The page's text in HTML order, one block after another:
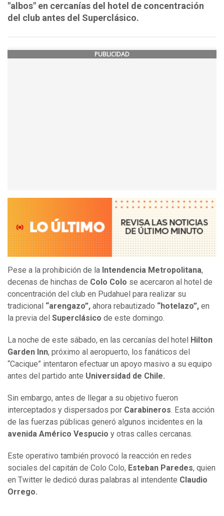
"albos" en cercanías del hotel de concentración
del club antes del Superclásico.
PUBLICIDAD
Pese a la prohibición de la Intendencia Metropolitana,
decenas de hinchas de Colo Colo se acercaron al hotel de
concentración del club en Pudahuel para realizar su
tradicional “arengazo”, ahora rebautizado “hotelazo”, en
la previa del Superclásico de este domingo.
La noche de este sábado, en las cercanías del hotel
Hilton
Garden Inn, próximo al aeropuerto, los fanáticos del
“Cacique” intentaron efectuar un apoyo masivo a su equipo
antes del partido ante Universidad de Chile.
Sin embargo, antes de llegar a su objetivo fueron
interceptados y dispersados por Carabineros. Esta acción
de las fuerzas públicas generó algunos incidentes en la
avenida Américo Vespucio y otras calles cercanas.
Este operativo también provocó la reacción en redes
sociales del capitán de Colo Colo, Esteban Paredes, quien
en Twitter le dedicó duras palabras al intendente Claudio
Orrego.